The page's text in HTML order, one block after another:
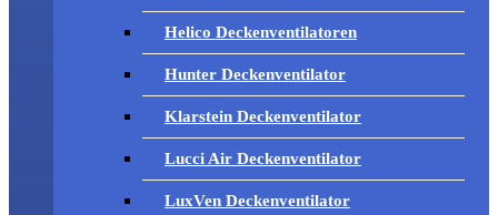
Helico Deckenventilatoren
Hunter Deckenventilator
Klarstein Deckenventilator
Lucci Air Deckenventilator
LuxVen Deckenventilator